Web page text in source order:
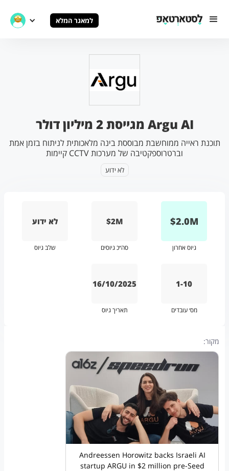
למאגר המלא
Argu AI מגייסת 2 מיליון דולר
תוכנת ראייה ממוחשבת מבוססת בינה מלאכותית לניתוח בזמן אמת
וברטרוספקטיבה של מערכות CCTV קיימות
לא ידוע
M
2.0
$
גיוס אחרון
$2M
סה״כ גיוסים
לא ידוע
שלב גיוס
1-10
מס׳ עובדים
16/10/2025
תאריך גיוס
מקור:
Andreessen Horowitz backs Israeli AI
startup ARGU in $2 million pre-Seed